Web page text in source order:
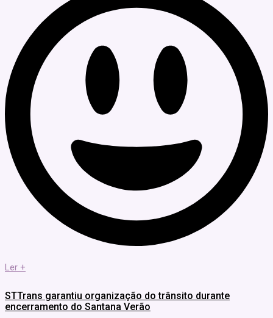
Ler +
STTrans garantiu organização do trânsito durante
encerramento do Santana Verão